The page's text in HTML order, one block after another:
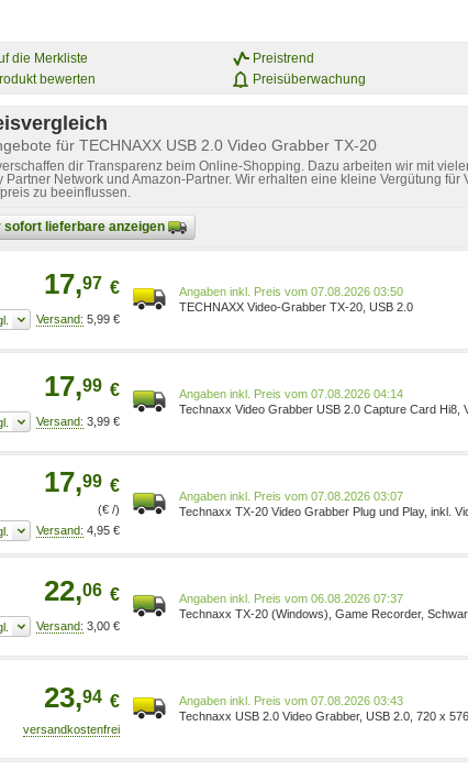
die Merkliste
bewerten
Preistrend
Preisüberwachung
für TECHNAXX USB 2.0 Video Grabber TX-20
dir Transparenz beim Online-Shopping. Dazu arbeiten wir mit
Partner Network und Amazon-Partner. Wir erhalten eine kleine Vergütung für
zu beeinflussen.
sofort lieferbare anzeigen
17,97 €
5,99 €
Preis vom 07.08.2026 03:50
TECHNAXX Video-Grabber TX-20, USB 2.0
17,99 €
3,99 €
Preis vom 07.08.2026 04:14
Technaxx Video Grabber USB 2.0 Capture Card Hi8,
17,99 €
(€ /)
4,95 €
Preis vom 07.08.2026 03:07
Technaxx TX-20 Video Grabber Plug und Play, inkl.
22,06 €
3,00 €
Preis vom 06.08.2026 07:37
Technaxx TX-20 (Windows), Game Recorder,
23,94 €
Preis vom 07.08.2026 03:43
Technaxx USB 2.0 Video Grabber, USB 2.0, 720 x 576